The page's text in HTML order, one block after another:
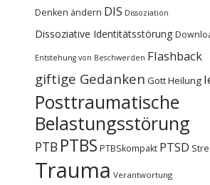
Denken ändern DIS Dissoziation
Dissoziative Identitätsstörung
Entstehung von Beschwerden Flashback
giftige Gedanken GottHeilung
Posttraumatische
Belastungsstörung
PTB PTBS PTBSkompakt PTSD
Trauma Verantwortung